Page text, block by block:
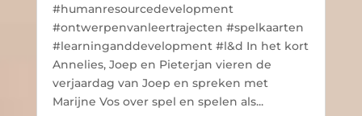
#humanresourcedevelopment
#ontwerpenvanleertrajecten #spelkaarten
#learninganddevelopment #l&d In het kort
Annelies, Joep en Pieterjan vieren de
verjaardag van Joep en spreken met
Marijne Vos over spel en spelen als...